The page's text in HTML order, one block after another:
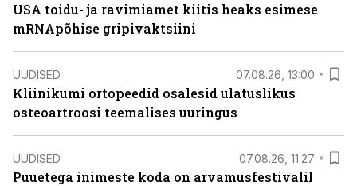
USA toidu- ja ravimiamet kiitis heaks esimese
mRNApõhise gripivaktsiini
UUDISED 07.08.26, 13:00
Kliinikumi ortopeedid osalesid ulatuslikus
osteoartroosi teemalises uuringus
UUDISED 07.08.26, 11:27
Puuetega inimeste koda on arvamusfestivalil